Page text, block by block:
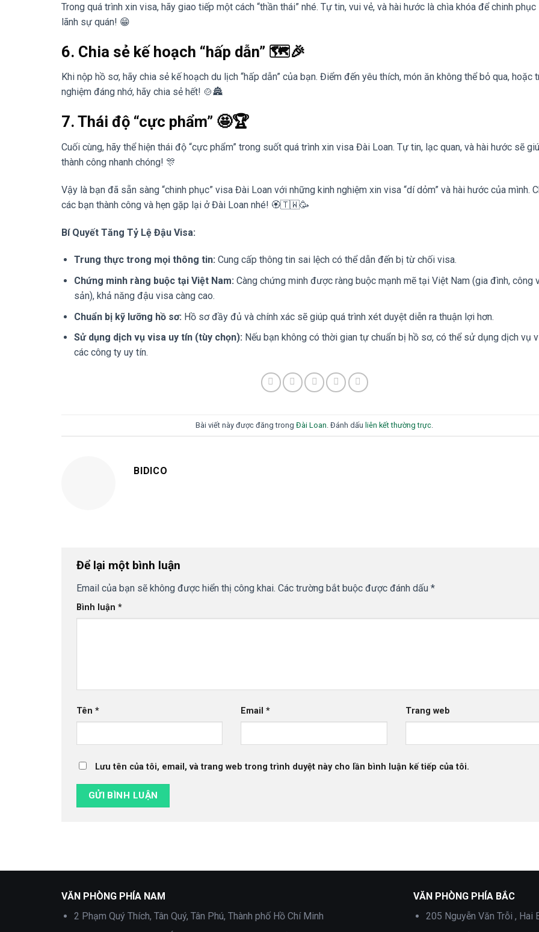
Trong quá trình xin visa, hãy giao tiếp một cách “thần thái” nhé. Tự tin, vui vẻ, và hài hước là chìa khóa để chinh phục
lãnh sự quán! 😁
6. Chia sẻ kế hoạch “hấp dẫn” 🗺️🎉
Khi nộp hồ sơ, hãy chia sẻ kế hoạch du lịch “hấp dẫn” của bạn. Điểm đến yêu thích, món ăn không thể bỏ qua, hoặc
nghiệm đáng nhớ, hãy chia sẻ hết! 🍲🏯
7. Thái độ “cực phẩm” 🤩🏆
Cuối cùng, hãy thể hiện thái độ “cực phẩm” trong suốt quá trình xin visa Đài Loan. Tự tin, lạc quan, và hài hước sẽ
thành công nhanh chóng! 🎊
Vậy là bạn đã sẵn sàng “chinh phục” visa Đài Loan với những kinh nghiệm xin visa “dí dỏm” và hài hước của mình.
các bạn thành công và hẹn gặp lại ở Đài Loan nhé! 🏵️🇹🇼🥳
Bí Quyết Tăng Tỷ Lệ Đậu Visa:
Trung thực trong mọi thông tin: Cung cấp thông tin sai lệch có thể dẫn đến bị từ chối visa.
Chứng minh ràng buộc tại Việt Nam: Càng chứng minh được ràng buộc mạnh mẽ tại Việt Nam (gia đình, công
sản), khả năng đậu visa càng cao.
Chuẩn bị kỹ lưỡng hồ sơ: Hồ sơ đầy đủ và chính xác sẽ giúp quá trình xét duyệt diễn ra thuận lợi hơn.
Sử dụng dịch vụ visa uy tín (tùy chọn): Nếu bạn không có thời gian tự chuẩn bị hồ sơ, có thể sử dụng dịch vụ
các công ty uy tín.
Bài viết này được đăng trong Đài Loan . Đánh dấu liên kết thường trực.
BIDICO
Để lại một bình luận
Email của bạn sẽ không được hiển thị công khai. Các trường bắt buộc được đánh dấu *
Bình luận *
Tên * Email* Trang web
Lưu tên của tôi, email, và trang web trong trình duyệt này cho lần bình luận kế tiếp của tôi.
VĂN PHÒNG PHÍA NAM
2 Phạm Quý Thích, Tân Quý, Tân Phú, Thành phố Hồ Chí Minh
VĂN PHÒNG PHÍA BẮC
205 Nguyễn Văn Trỗi , Hai